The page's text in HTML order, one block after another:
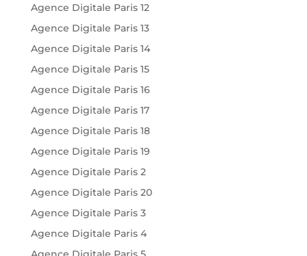
Agence Digitale Paris 12
Agence Digitale Paris 13
Agence Digitale Paris 14
Agence Digitale Paris 15
Agence Digitale Paris 16
Agence Digitale Paris 17
Agence Digitale Paris 18
Agence Digitale Paris 19
Agence Digitale Paris 2
Agence Digitale Paris 20
Agence Digitale Paris 3
Agence Digitale Paris 4